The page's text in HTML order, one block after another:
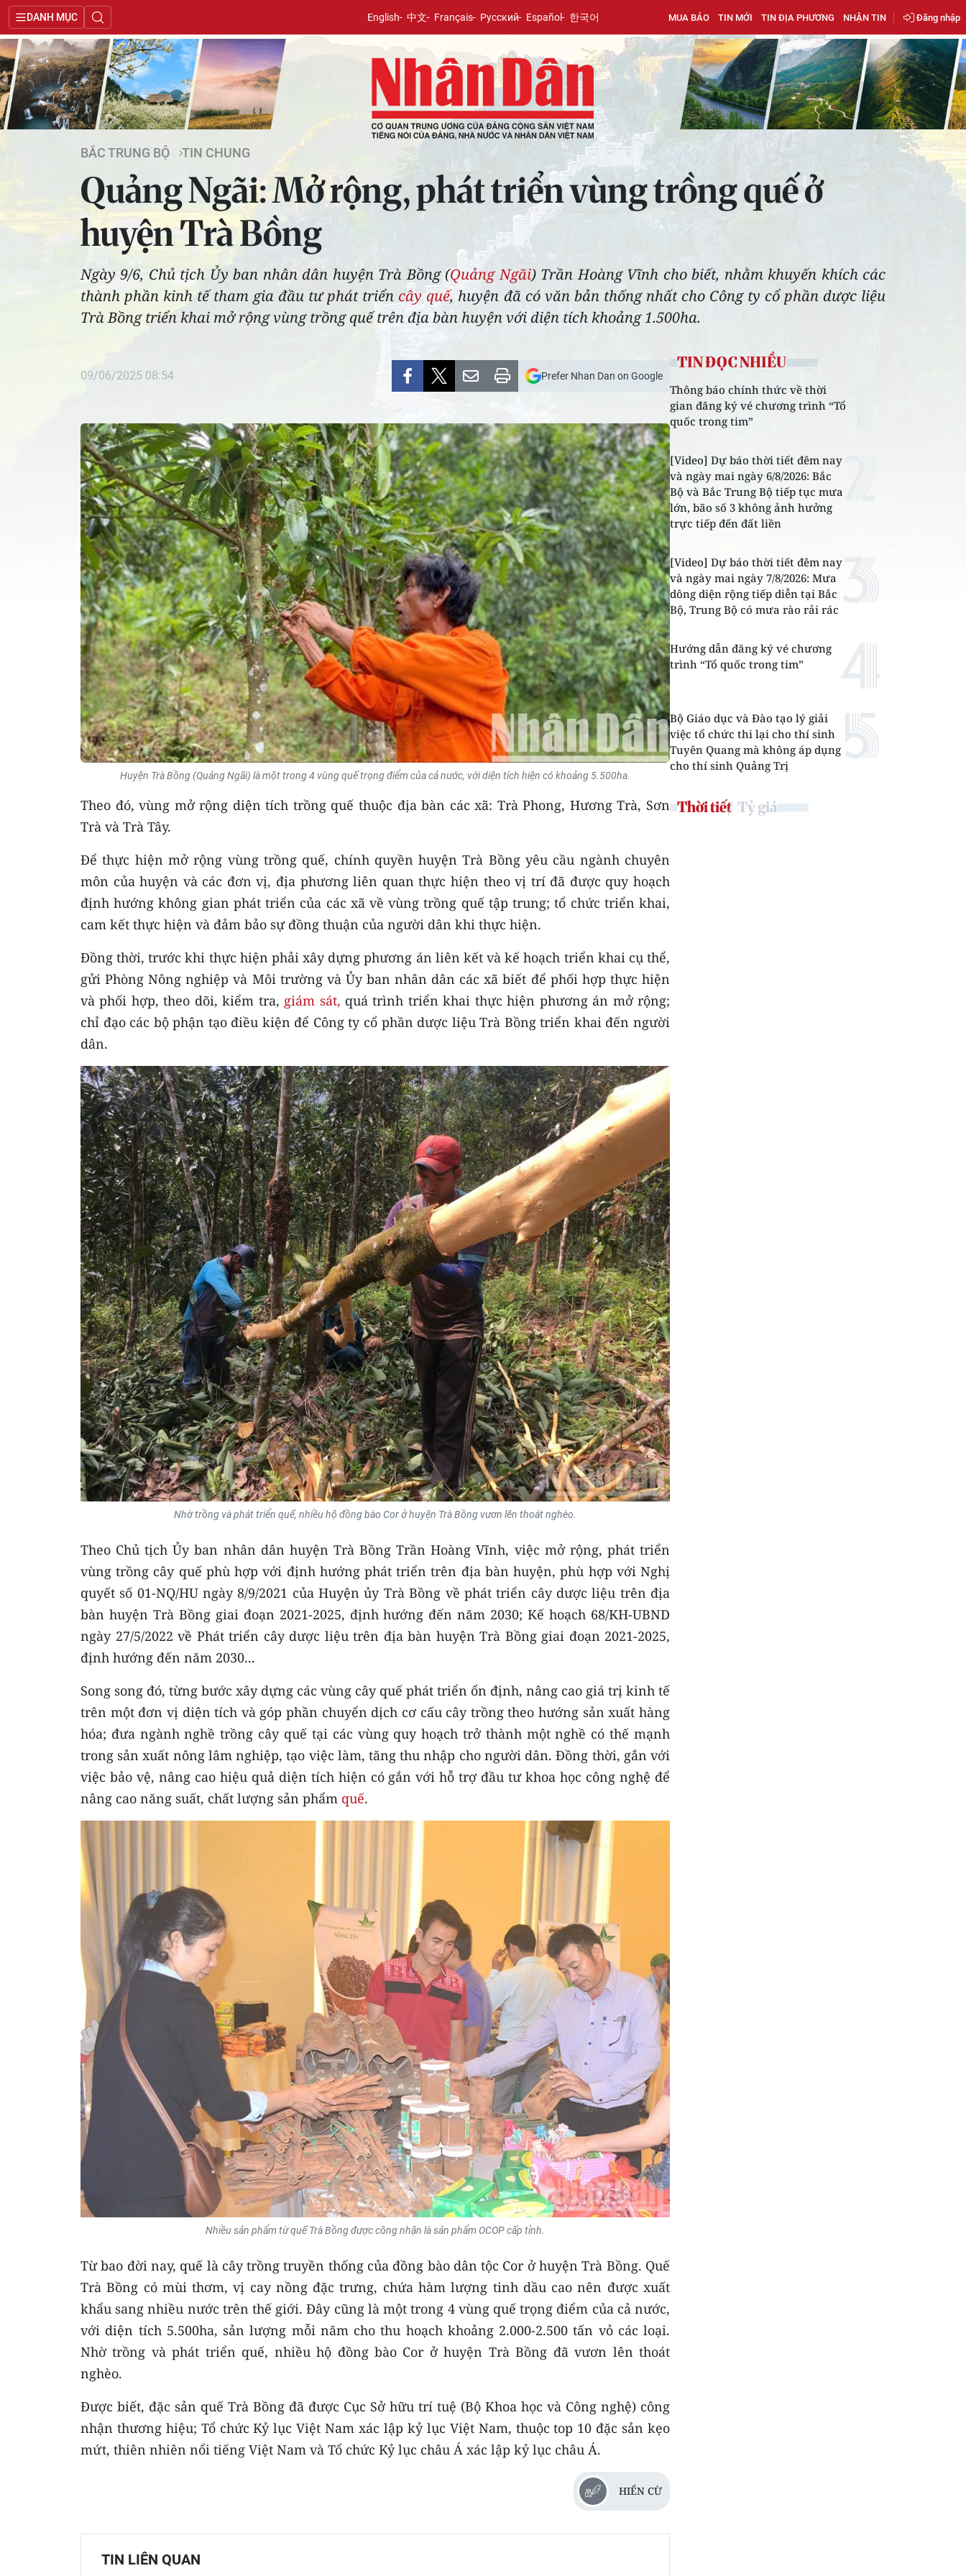
DANH MỤC English 中文 Français Русский Español 한국어 MUA BÁO TIN MỚI TIN ĐỊA PHƯƠNG NHẬN TIN Đăng nhập
BẮC TRUNG BỘ TIN CHUNG
Quảng Ngãi: Mở rộng, phát triển vùng trồng quế ở
huyện Trà Bồng
Ngày 9/6, Chủ tịch Ủy ban nhân dân huyện Trà Bồng (Quảng Ngãi) Trần Hoàng Vĩnh cho biết, nhằm khuyến khích các
thành phần kinh tế tham gia đầu tư phát triển cây quế, huyện đã có văn bản thống nhất cho Công ty cổ phần dược liệu
Trà Bồng triển khai mở rộng vùng trồng quế trên địa bàn huyện với diện tích khoảng 1.500ha.
09/06/2025 08:54 Prefer Nhan Dan on Google
Huyện Trà Bồng (Quảng Ngãi) là một trong 4 vùng quế trọng điểm của cả nước, với diện tích hiện có khoảng 5.500ha.
Theo đó, vùng mở rộng diện tích trồng quế thuộc địa bàn các xã: Trà Phong, Hương Trà, Sơn
Trà và Trà Tây.
Để thực hiện mở rộng vùng trồng quế, chính quyền huyện Trà Bồng yêu cầu ngành chuyên
môn của huyện và các đơn vị, địa phương liên quan thực hiện theo vị trí đã được quy hoạch
định hướng không gian phát triển của các xã về vùng trồng quế tập trung; tổ chức triển khai,
cam kết thực hiện và đảm bảo sự đồng thuận của người dân khi thực hiện.
Đồng thời, trước khi thực hiện phải xây dựng phương án liên kết và kế hoạch triển khai cụ thể,
gửi Phòng Nông nghiệp và Môi trường và Ủy ban nhân dân các xã biết để phối hợp thực hiện
và phối hợp, theo dõi, kiểm tra, giám sát, quá trình triển khai thực hiện phương án mở rộng;
chỉ đạo các bộ phận tạo điều kiện để Công ty cổ phần dược liệu Trà Bồng triển khai đến người
dân.
Nhờ trồng và phát triển quế, nhiều hộ đồng bào Cor ở huyện Trà Bồng vươn lên thoát nghèo.
Theo Chủ tịch Ủy ban nhân dân huyện Trà Bồng Trần Hoàng Vĩnh, việc mở rộng, phát triển
vùng trồng cây quế phù hợp với định hướng phát triển trên địa bàn huyện, phù hợp với Nghị
quyết số 01-NQ/HU ngày 8/9/2021 của Huyện ủy Trà Bồng về phát triển cây dược liệu trên địa
bàn huyện Trà Bồng giai đoạn 2021-2025, định hướng đến năm 2030; Kế hoạch 68/KH-UBND
ngày 27/5/2022 về Phát triển cây dược liệu trên địa bàn huyện Trà Bồng giai đoạn 2021-2025,
định hướng đến năm 2030...
Song song đó, từng bước xây dựng các vùng cây quế phát triển ổn định, nâng cao giá trị kinh tế
trên một đơn vị diện tích và góp phần chuyển dịch cơ cấu cây trồng theo hướng sản xuất hàng
hóa; đưa ngành nghề trồng cây quế tại các vùng quy hoạch trở thành một nghề có thế mạnh
trong sản xuất nông lâm nghiệp, tạo việc làm, tăng thu nhập cho người dân. Đồng thời, gắn với
việc bảo vệ, nâng cao hiệu quả diện tích hiện có gắn với hỗ trợ đầu tư khoa học công nghệ để
nâng cao năng suất, chất lượng sản phẩm quế.
Nhiều sản phẩm từ quế Trà Bồng được công nhận là sản phẩm OCOP cấp tỉnh.
Từ bao đời nay, quế là cây trồng truyền thống của đồng bào dân tộc Cor ở huyện Trà Bồng. Quế
Trà Bồng có mùi thơm, vị cay nồng đặc trưng, chứa hàm lượng tinh dầu cao nên được xuất
khẩu sang nhiều nước trên thế giới. Đây cũng là một trong 4 vùng quế trọng điểm của cả nước,
với diện tích 5.500ha, sản lượng mỗi năm cho thu hoạch khoảng 2.000-2.500 tấn vỏ các loại.
Nhờ trồng và phát triển quế, nhiều hộ đồng bào Cor ở huyện Trà Bồng đã vươn lên thoát
nghèo.
Được biết, đặc sản quế Trà Bồng đã được Cục Sở hữu trí tuệ (Bộ Khoa học và Công nghệ) công
nhận thương hiệu; Tổ chức Kỷ lục Việt Nam xác lập kỷ lục Việt Nam, thuộc top 10 đặc sản kẹo
mứt, thiên nhiên nổi tiếng Việt Nam và Tổ chức Kỷ lục châu Á xác lập kỷ lục châu Á.
HIỂN CỪ
TIN LIÊN QUAN
TIN ĐỌC NHIỀU
Thông báo chính thức về thời
gian đăng ký vé chương trình “Tổ
quốc trong tim”
[Video] Dự báo thời tiết đêm nay
và ngày mai ngày 6/8/2026: Bắc
Bộ và Bắc Trung Bộ tiếp tục mưa
lớn, bão số 3 không ảnh hưởng
trực tiếp đến đất liền
[Video] Dự báo thời tiết đêm nay
và ngày mai ngày 7/8/2026: Mưa
dông diện rộng tiếp diễn tại Bắc
Bộ, Trung Bộ có mưa rào rải rác
Hướng dẫn đăng ký vé chương
trình “Tổ quốc trong tim”
Bộ Giáo dục và Đào tạo lý giải
việc tổ chức thi lại cho thí sinh
Tuyên Quang mà không áp dụng
cho thí sinh Quảng Trị
Thời tiết Tỷ giá